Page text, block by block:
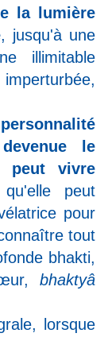
la lumière
, jusqu'à une
illimitable
le
peut vivre
peut
pour
tout
bhakti,
bhaktyâ
lorsque